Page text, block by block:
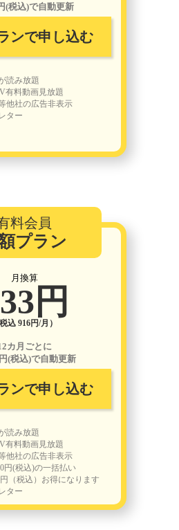
(税込)で自動更新
ンで申し込む
読み放題
有料動画見放題
他社の広告非表示
ター
料会員
プラン
月換算
円
税込 916円/月）
カ月ごとに
(税込)で自動更新
ンで申し込む
読み放題
有料動画見放題
他社の広告非表示
円(税込)の一括払い
（税込）お得になります
ター